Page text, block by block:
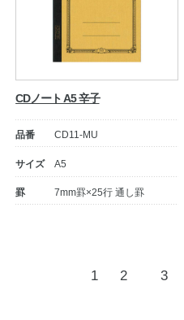
CDノート A5 辛子
品番 CD11-MU
サイズ A5
罫 7mm罫×25行 通し罫
1 2 3